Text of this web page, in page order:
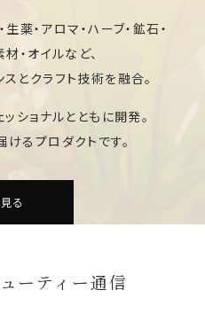
薬・アロマ・ハーブ・鉱石・
・オイルなど、
とクラフト技術を融合。
ショナルとともに開発。
るプロダクトです。
る
ーティー通信